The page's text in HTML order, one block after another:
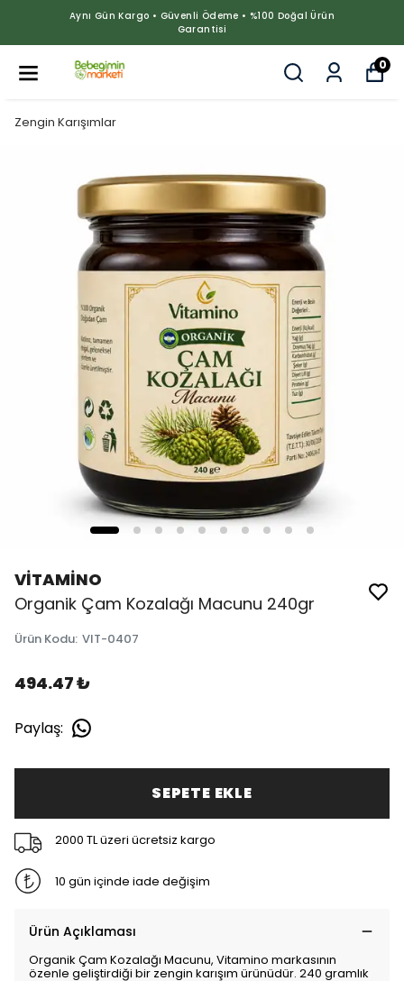
Aynı Gün Kargo • Güvenli Ödeme • %100 Doğal Ürün
Garantisi
0
Zengin Karışımlar
VİTAMİNO
Organik Çam Kozalağı Macunu 240gr
Ürün Kodu: VIT-0407
494.47 ₺
Paylaş:
SEPETE EKLE
2000 TL üzeri ücretsiz kargo
10 gün içinde iade değişim
Ürün Açıklaması
Organik Çam Kozalağı Macunu, Vitamino markasının
özenle geliştirdiği bir zengin karışım ürünüdür. 240 gramlık